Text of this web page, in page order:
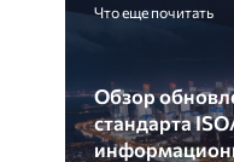
Что еще почитать
Обзор
стандарта